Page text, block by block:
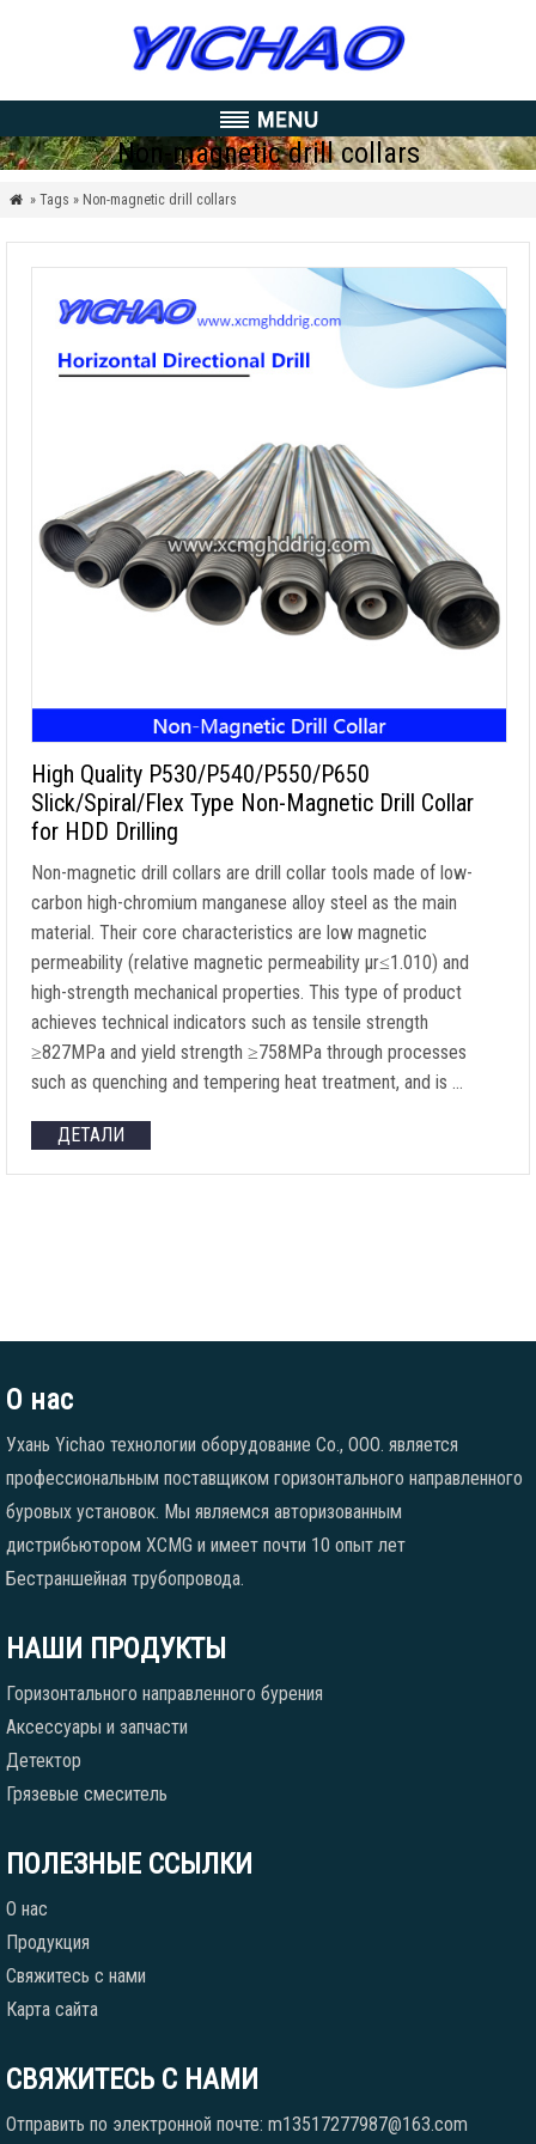
Non-magnetic drill collars
 » Tags » Non-magnetic drill collars
High Quality P530/P540/P550/P650
Slick/Spiral/Flex Type Non-Magnetic Drill Collar
for HDD Drilling
Non-magnetic drill collars are drill collar tools made of low-
carbon high-chromium manganese alloy steel as the main
material. Their core characteristics are low magnetic
permeability (relative magnetic permeability μr≤1.010) and
high-strength mechanical properties. This type of product
achieves technical indicators such as tensile strength
≥827MPa and yield strength ≥758MPa through processes
such as quenching and tempering heat treatment, and is …
ДЕТАЛИ
О нас
Ухань Yichao технологии оборудование Co., ООО. является
профессиональным поставщиком горизонтального направленного
буровых установок. Мы являемся авторизованным
дистрибьютором XCMG и имеет почти 10 опыт лет
Бестраншейная трубопровода.
НАШИ ПРОДУКТЫ
Горизонтального направленного бурения
Аксессуары и запчасти
Детектор
Грязевые смеситель
ПОЛЕЗНЫЕ ССЫЛКИ
О нас
Продукция
Свяжитесь с нами
Карта сайта
СВЯЖИТЕСЬ С НАМИ
Отправить по электронной почте: m13517277987@163.com